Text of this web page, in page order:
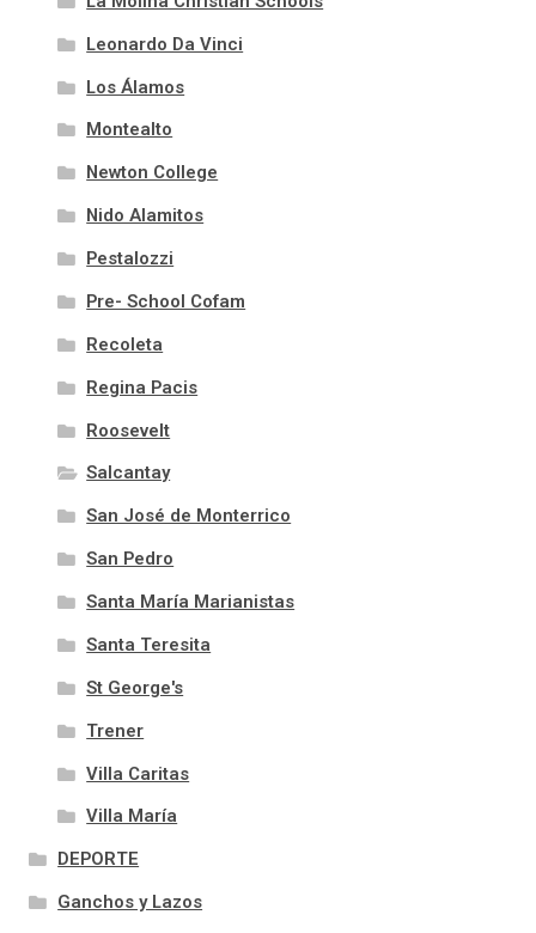
Leonardo Da Vinci
Los Álamos
Montealto
Newton College
Nido Alamitos
Pestalozzi
Pre- School Cofam
Recoleta
Regina Pacis
Roosevelt
Salcantay
San José de Monterrico
San Pedro
Santa María Marianistas
Santa Teresita
St George's
Trener
Villa Caritas
Villa María
DEPORTE
Ganchos y Lazos